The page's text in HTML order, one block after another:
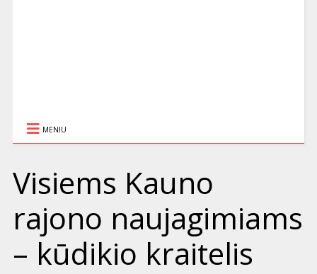
MENIU
Visiems Kauno
rajono naujagimiams
– kūdikio kraitelis